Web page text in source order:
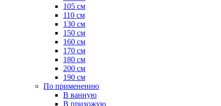
105 см
110 см
130 см
150 см
160 см
170 см
180 см
200 см
190 см
По применению
В ванную
В прихожую